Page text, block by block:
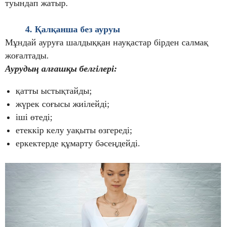
туындап жатыр.
4. Қалқанша без ауруы
Мұндай ауруға шалдыққан науқастар бірден салмақ
жоғалтады.
Аурудың алғашқы белгілері:
қатты ыстықтайды;
жүрек соғысы жиілейді;
іші өтеді;
етеккір келу уақыты өзгереді;
еркектерде құмарту бәсеңдейді.